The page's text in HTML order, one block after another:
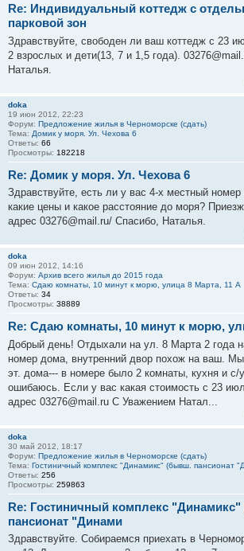
Re: Индивидуальный коттедж с
парковой зон
Здравствуйте, свободен ли ваш коттедж с 23
2 взрослых и дети(13, 7 и 1,5 года).
Наталья.
doka
19 июн 2012, 22:23
Форум: Предложение жилья в Черноморске (сдать)
Тема: Домик у моря. Ул. Чехова 6
Ответы: 66
Просмотры: 182218
Re: Домик у моря. Ул. Чехова 6
Здравствуйте, есть ли у вас 4-х местный
какие цены и какое расстояние до моря?
адрес 03276@mail.ru/ Спасибо, Наталья.
doka
09 июн 2012, 14:16
Форум: Архив всего жилья до 2015 года
Тема: Сдаю комнаты, 10 минут к морю, улица 8 Марта, 11 А
Ответы: 34
Просмотры: 38889
Re: Сдаю комнаты, 10 минут к морю,
Добрый день! Отдыхали на ул. 8 Марта 2 года
номер дома, внутренний двор похож на ваш.
эт. дома--- в номере было 2 комнаты, кухня и с/
ошибаюсь. Если у вас какая стоимость с 23
адрес 03276@mail.ru С Уважением Натал...
doka
30 май 2012, 18:17
Форум: Предложение жилья в Черноморске (сдать)
Тема: Гостиничный комплекс "Динамикс" (бывш. пансионат
Ответы: 256
Просмотры: 259863
Re: Гостиничный комплекс
пансионат "Динами
Здравствуйте. Собираемся приехать в